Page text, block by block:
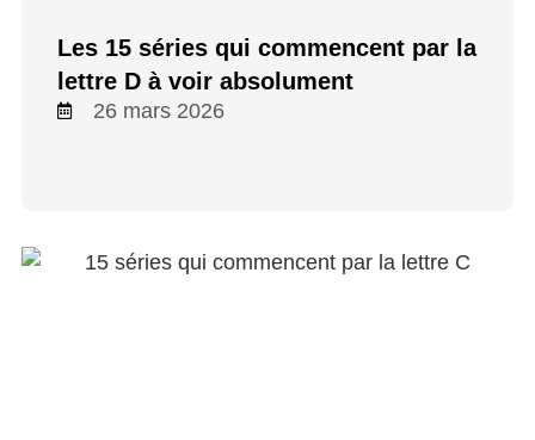
Les 15 séries qui commencent par la
lettre D à voir absolument
26 mars 2026